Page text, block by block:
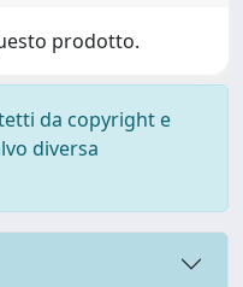
prodotto.
da copyright e
diversa